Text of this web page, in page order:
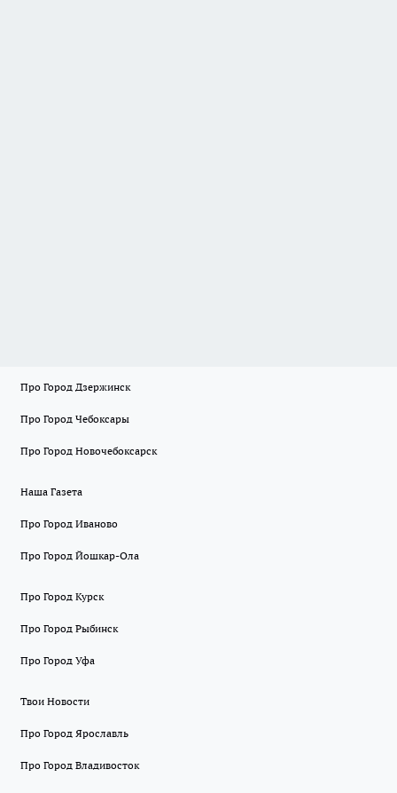
Про Город Дзержинск
Про Город Чебоксары
Про Город Новочебоксарск
Наша Газета
Про Город Иваново
Про Город Йошкар-Ола
Про Город Курск
Про Город Рыбинск
Про Город Уфа
Твои Новости
Про Город Ярославль
Про Город Владивосток